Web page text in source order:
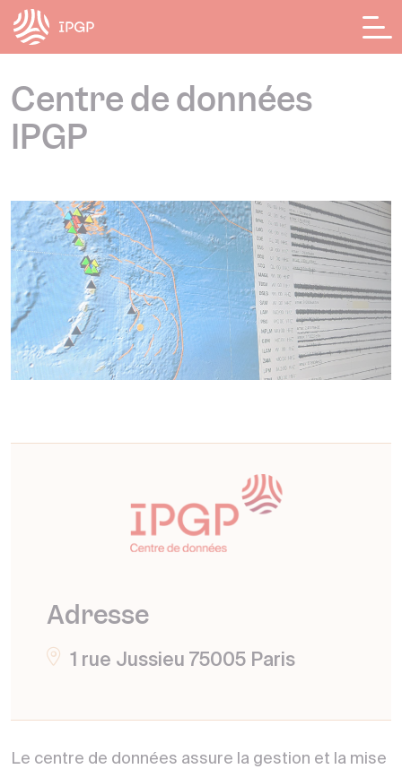
Centre de données
IPGP
Adresse
1 rue Jussieu 75005 Paris
Le centre de données assure la gestion et la mise
Panneau de gestion des cookies